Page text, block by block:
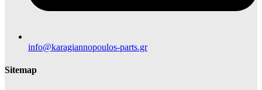
info@karagiannopoulos-parts.gr
Sitemap